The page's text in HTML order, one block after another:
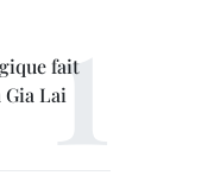
fait
Lai